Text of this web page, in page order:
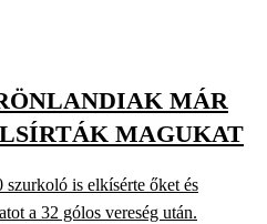
MÁR
MAGUKAT
is elkísérte őket és
a 32 gólos vereség után.